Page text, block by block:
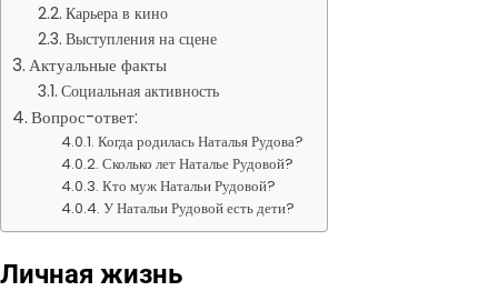
Карьера в кино
Выступления на сцене
Актуальные факты
Социальная активность
Вопрос-ответ:
Когда родилась Наталья Рудова?
Сколько лет Наталье Рудовой?
Кто муж Натальи Рудовой?
У Натальи Рудовой есть дети?
Личная жизнь